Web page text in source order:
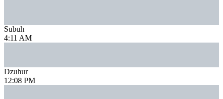
Subuh
4:11 AM
Dzuhur
12:08 PM